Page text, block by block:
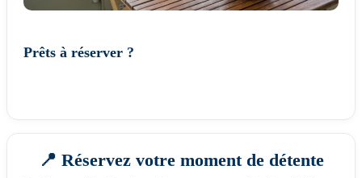
Prêts à réserver ?
📍 Réservez votre moment de détente